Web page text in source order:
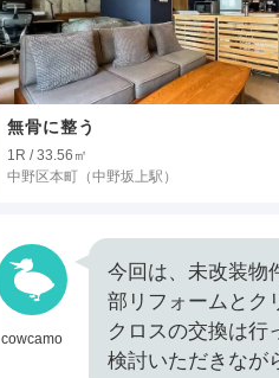
無骨に整う
1R / 33.56㎡
中野区本町 （中野坂上駅）
cowcamo
今回は、未改装物
部リフォームとク
クロスの交換は行
検討いただきなが